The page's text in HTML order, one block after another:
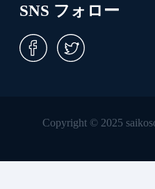
SNS フォロー
Copyright © 2025